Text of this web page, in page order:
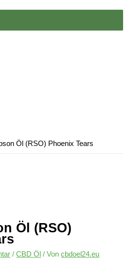
Öl (RSO) Phoenix Tears
Öl (RSO)
/CBD Öl / Voncbdoel24.eu